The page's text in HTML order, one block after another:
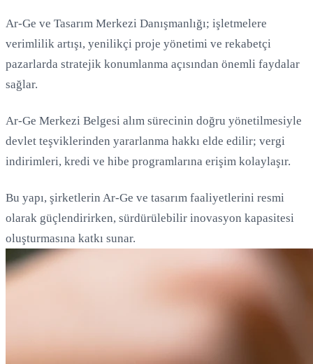
Ar-Ge ve Tasarım Merkezi Danışmanlığı; işletmelere
verimlilik artışı, yenilikçi proje yönetimi ve rekabetçi
pazarlarda stratejik konumlanma açısından önemli faydalar
sağlar.
Ar-Ge Merkezi Belgesi alım sürecinin doğru yönetilmesiyle
devlet teşviklerinden yararlanma hakkı elde edilir; vergi
indirimleri, kredi ve hibe programlarına erişim kolaylaşır.
Bu yapı, şirketlerin Ar-Ge ve tasarım faaliyetlerini resmi
olarak güçlendirirken, sürdürülebilir inovasyon kapasitesi
oluşturmasına katkı sunar.